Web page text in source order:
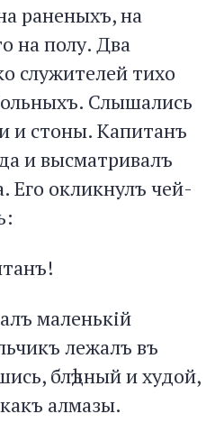
раненыхъ, на
на полу. Два
служителей тихо
Слышались
и стоны. Капитанъ
и высматривалъ
Его окликнулъ чей-
маленькій
лежалъ въ
блѣдный и худой,
алмазы.